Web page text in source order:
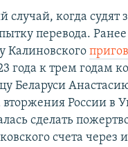
случай, когда судят
перевода.
Калиновского
года к трем годам
Беларуси
вторжения России в
сделать
счета